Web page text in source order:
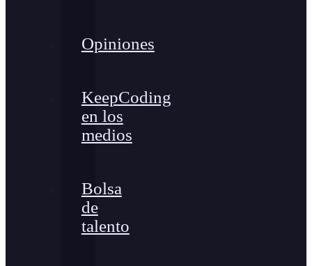
Opiniones
KeepCoding
en los
medios
Bolsa
de
talento